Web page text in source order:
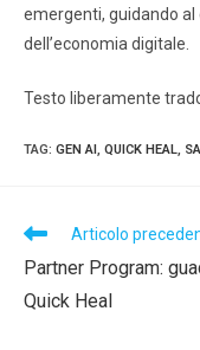
emergenti, guidando
dell’economia digitale.
Testo liberamente
TAG: GEN AI, QUICK HEAL,
Articolo
Partner Program:
Quick Heal